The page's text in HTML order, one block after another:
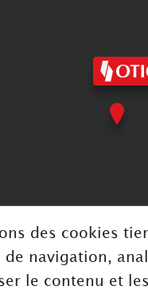
des cookies
de navigation,
le contenu et